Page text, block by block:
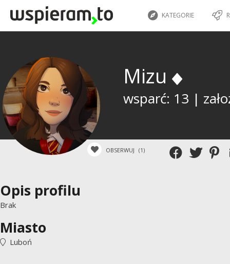
KATEGORIE
Mizu
wsparć: 13 |
OBSERWUJ (1)
Opis profilu
Brak
Miasto
Luboń